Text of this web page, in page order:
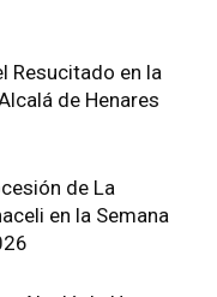
Resucitado en la
de Henares
de La
en la Semana